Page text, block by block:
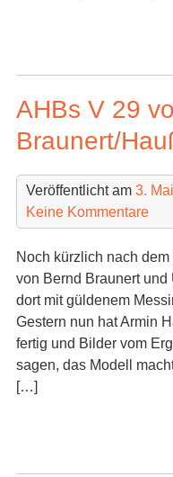
AHBs V 29
Braunert/
Veröffentlicht am 3.
Keine Kommentare
Noch kürzlich nach
von Bernd Braunert
dort mit güldenem
Gestern nun hat Armin
fertig und Bilder vom
sagen, das Modell
[…]